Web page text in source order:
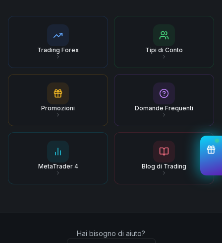
Trading Forex Tipi di Conto
Promozioni Domande Frequenti
MetaTrader 4 Blog di Trading
Hai bisogno di aiuto?